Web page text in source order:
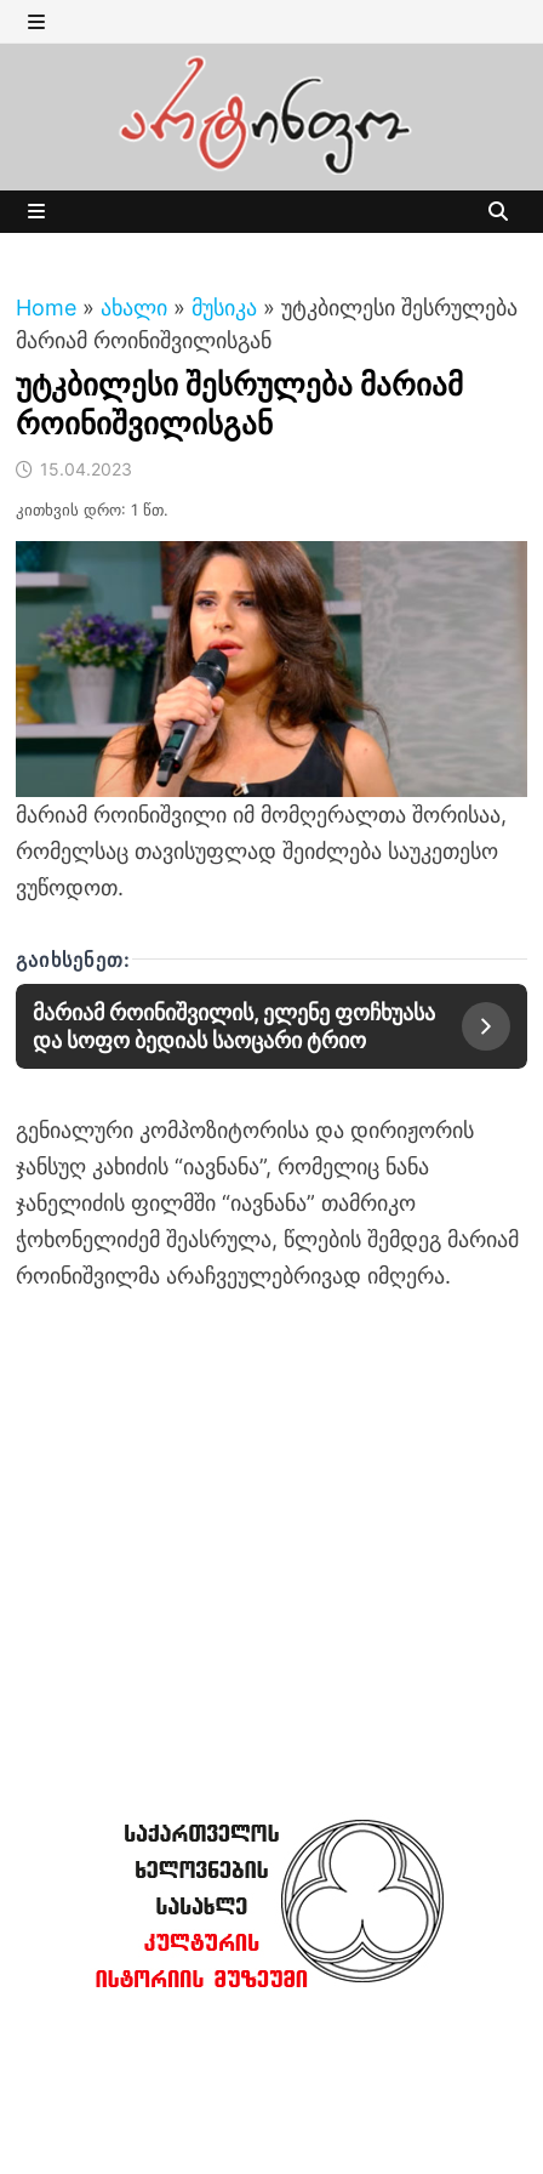
Skip
to MENU
Home » ახალი » მუსიკა » უტკბილესი შესრულება
მარიამ როინიშვილისგან
უტკბილესი შესრულება მარიამ
როინიშვილისგან
15.04.2023
კითხვის დრო: 1 წთ.
მარიამ როინიშვილი იმ მომღერალთა შორისაა,
რომელსაც თავისუფლად შეიძლება საუკეთესო
ვუწოდოთ.
ᲒᲐᲘᲮᲡᲔᲜᲔᲗ:
მარიამ როინიშვილის, ელენე ფოჩხუასა
და სოფო ბედიას საოცარი ტრიო
გენიალური კომპოზიტორისა და დირიჟორის
ჯანსუღ კახიძის “იავნანა”, რომელიც ნანა
ჯანელიძის ფილმში “იავნანა” თამრიკო
ჭოხონელიძემ შეასრულა, წლების შემდეგ მარიამ
როინიშვილმა არაჩვეულებრივად იმღერა.